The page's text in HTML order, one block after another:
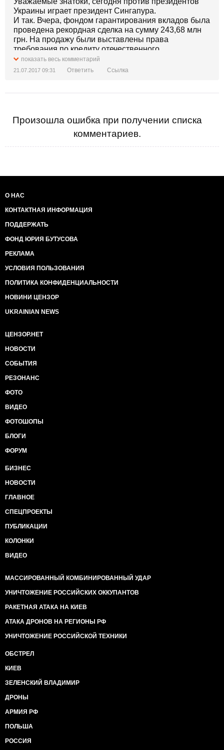
Украины играет президент Сингапура.
И так. Вчера, фондом гарантирования вкладов была
проведена рекордная сделка на сумму 243,68 млн
грн. На продажу были выставлены права
требования по кредиту отечественного
автопроизводителя, которые обеспечены
автомобилестроительными и производственными
(963,1 м2 и 202,6 м2); контрольно-пропускные
пункты (площадью 26,2 м2 и 36,2 м2); цех
автонормалей (9 429,8 м2); крытые склады
В сингапурских долларах эта сумма равна
В Сингапуре, на эту же сумму покупатель купивший
весь авто ЗАЗ вместе с десятками тысяча метров
цехов, складов и сотнями автомобилей мог бы
приобрести (очень хорошо поторговавшись так как
ВНИМАНИЕ, кондоминимум размером 424 кв.
метра. Да, просто одну хорошую квартиру в
Вопрос:
В чем же дело и почему такая о.....тельная разница
Подсказка: Ответ на одном из фото к этому посту.
показать весь комментарий
21.07.2017 09:31 Ответить Ссылка
Произошла ошибка при получении списка
комментариев.
О НАС
КОНТАКТНАЯ ИНФОРМАЦИЯ
ПОДДЕРЖАТЬ
ФОНД ЮРИЯ БУТУСОВА
РЕКЛАМА
УСЛОВИЯ ПОЛЬЗОВАНИЯ
ПОЛИТИКА КОНФИДЕНЦИАЛЬНОСТИ
НОВИНИ ЦЕНЗОР
UKRAINIAN NEWS
ЦЕНЗОР.НЕТ
НОВОСТИ
СОБЫТИЯ
РЕЗОНАНС
ФОТО
ВИДЕО
ФОТОШОПЫ
БЛОГИ
ФОРУМ
БИЗНЕС
НОВОСТИ
ГЛАВНОЕ
СПЕЦПРОЕКТЫ
ПУБЛИКАЦИИ
КОЛОНКИ
ВИДЕО
МАССИРОВАННЫЙ КОМБИНИРОВАННЫЙ УДАР
УНИЧТОЖЕНИЕ РОССИЙСКИХ ОККУПАНТОВ
РАКЕТНАЯ АТАКА НА КИЕВ
АТАКА ДРОНОВ НА РЕГИОНЫ РФ
УНИЧТОЖЕНИЕ РОССИЙСКОЙ ТЕХНИКИ
ОБСТРЕЛ
КИЕВ
ЗЕЛЕНСКИЙ ВЛАДИМИР
ДРОНЫ
АРМИЯ РФ
ПОЛЬША
РОССИЯ